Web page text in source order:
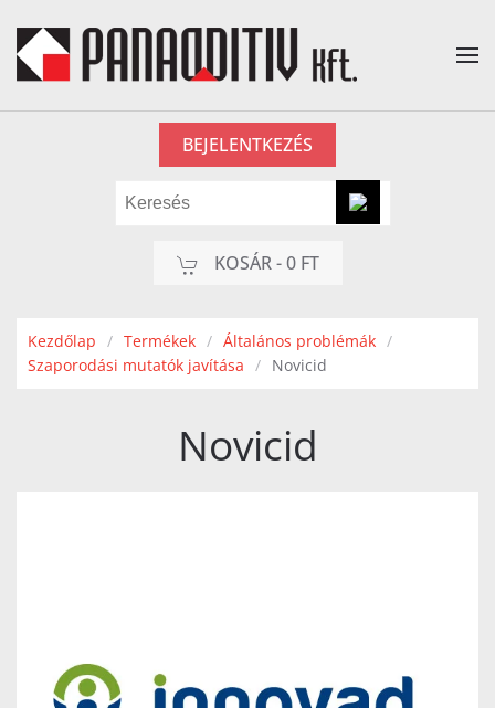
Fő tartalom átugrása
BEJELENTKEZÉS
KOSÁR -0 FT
Kezdőlap Termékek
Általános problémák
Szaporodási mutatók javítása
Novicid
Novicid